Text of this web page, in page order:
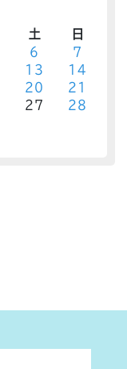
土
日
6
7
13
14
20
21
27
28